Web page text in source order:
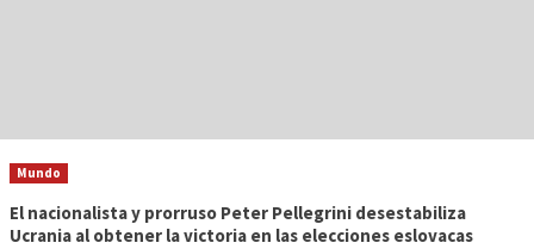
Mundo
El nacionalista y prorruso Peter Pellegrini desestabiliza
Ucrania al obtener la victoria en las elecciones eslovacas